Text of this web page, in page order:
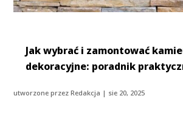
Jak wybrać i zamontować
dekoracyjne: poradnik
utworzone przezRedakcja | sie 20, 2025